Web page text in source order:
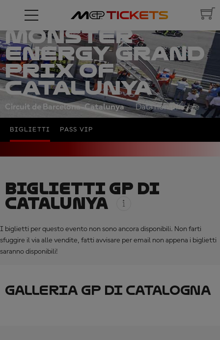
MONSTER
ENERGY GRAND
PRIX OF
CATALUNYA
Circuit de Barcelona-Catalunya Data non ufficiale
BIGLIETTI PASS VIP
BIGLIETTI GP DI
CATALUNYA
I biglietti per questo evento non sono ancora disponibili. Non farti
sfuggire il via alle vendite, fatti avvisare per email non appena i biglietti
saranno disponibili!
GALLERIA GP DI CATALOGNA